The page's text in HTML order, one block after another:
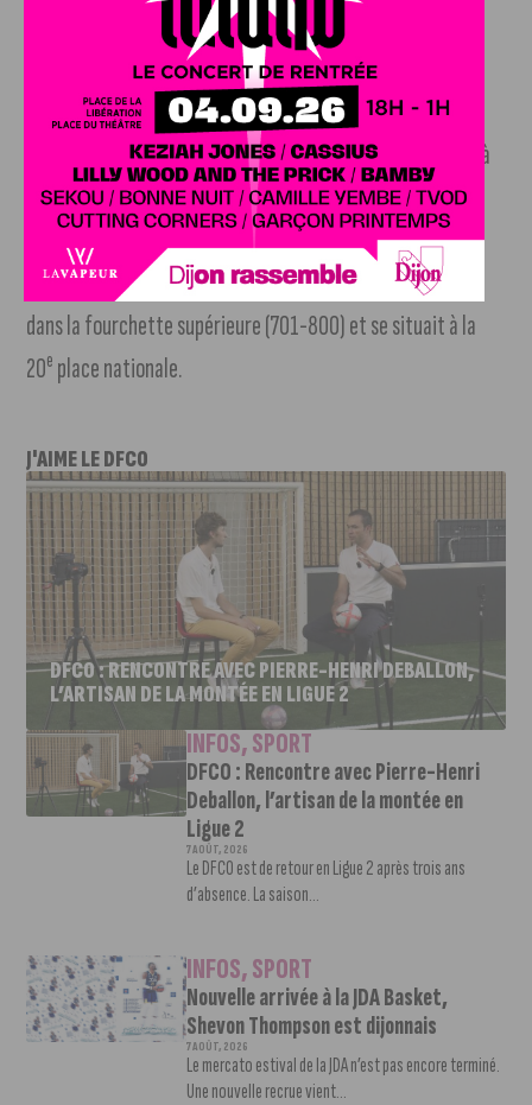
mieux notées en matière de qualité de la recherche. Cette
année et comme les 7 années précédentes, l’université de
Bourgogne a fait sa place dans ce classement. La fac
bourguignonne figure dans la fourchette allant de la 801
à
la 900eplace mondiale, et se situe à la 22eplace au niveau
national. L’université de Bourgogne a ainsi reculé d’un rang
au niveau mondial et national, puisqu’en 2023 elle figurait
dans la fourchette supérieure (701-800) et se situait à la
20e place nationale.
J'AIME LE DFCO
DFCO : RENCONTRE AVEC PIERRE-HENRI DEBALLON,
L’ARTISAN DE LA MONTÉE EN LIGUE 2
INFOS,SPORT
DFCO : Rencontre avec Pierre-Henri
Deballon, l’artisan de la montée en
Ligue 2
7 AOÛT, 2026
Le DFCO est de retour en Ligue 2 après trois ans
d’absence. La saison...
INFOS,SPORT
Nouvelle arrivée à la JDA Basket,
Shevon Thompson est dijonnais
7 AOÛT, 2026
Le mercato estival de la JDA n’est pas encore terminé.
Une nouvelle recrue vient...